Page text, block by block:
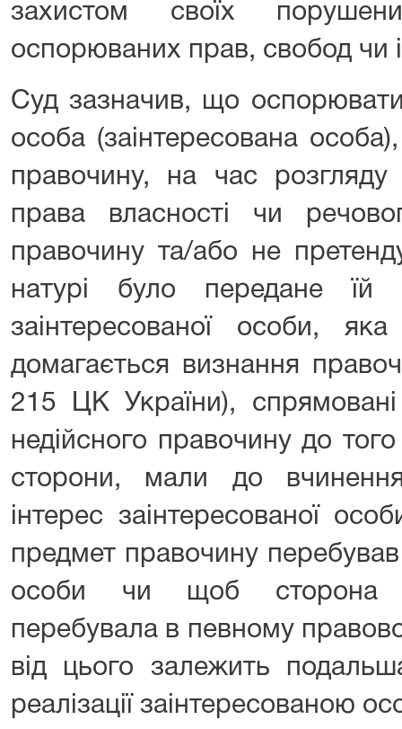
захистом своїх
оспорюваних прав, свобод чи
Суд зазначив, що
особа (заінтересована
правочину, на час
права власності чи
правочину та/або не
натурі було передане їй
заінтересованої особи,
домагається визнання
215 ЦК України),
недійсного правочину до
сторони, мали до
інтерес заінтересованої
предмет правочину перебував
особи чи щоб сторона
перебувала в певному
від цього залежить
реалізації заінтересованою